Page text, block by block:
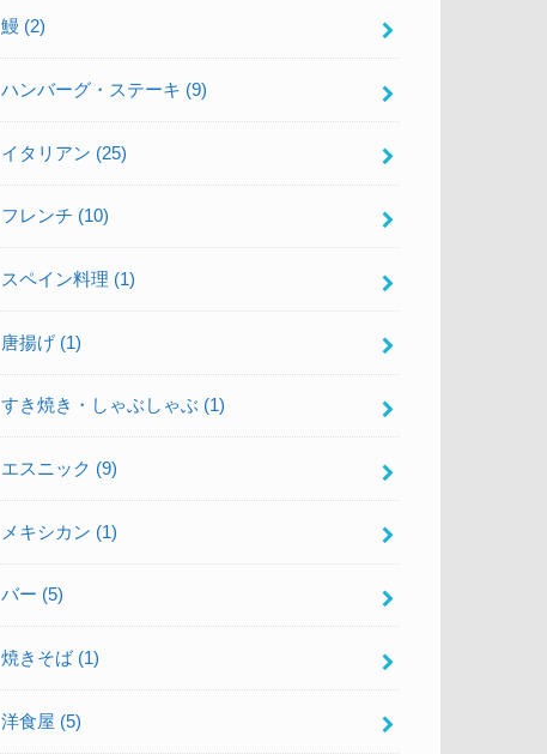
鰻 (2)
ハンバーグ・ステーキ (9)
イタリアン (25)
フレンチ (10)
スペイン料理 (1)
唐揚げ (1)
すき焼き・しゃぶしゃぶ (1)
エスニック (9)
メキシカン (1)
バー (5)
焼きそば (1)
洋食屋 (5)